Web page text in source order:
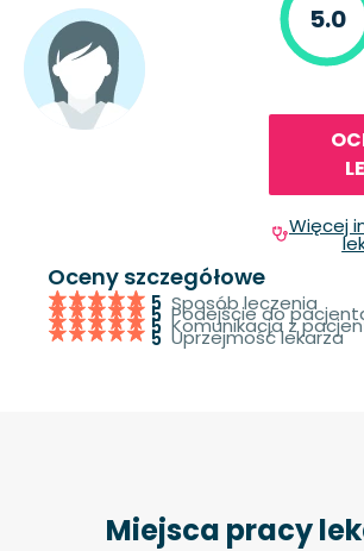
5.0
Więcej
Oceny szczegółowe
5 Sposób leczenia
5 Podejście do
5 Komunikacja z
5 Uprzejmość lekarza
Miejsca pracy